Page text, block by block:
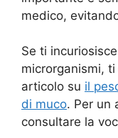
medico,
Se ti
microrganismi,
articolo su il
di muco. Per un
consultare la